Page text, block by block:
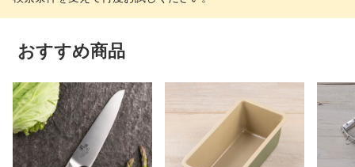
裁縫・ソーイング用品
裁縫・ソーイング用品
おすすめ商品